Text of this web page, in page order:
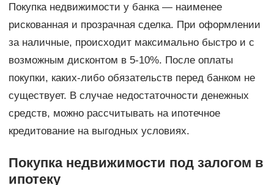
Покупка недвижимости у банка — наименее
рискованная и прозрачная сделка. При оформлении
за наличные, происходит максимально быстро и с
возможным дисконтом в 5-10%. После оплаты
покупки, каких-либо обязательств перед банком не
существует. В случае недостаточности денежных
средств, можно рассчитывать на ипотечное
кредитование на выгодных условиях.
Покупка недвижимости под залогом в
ипотеку